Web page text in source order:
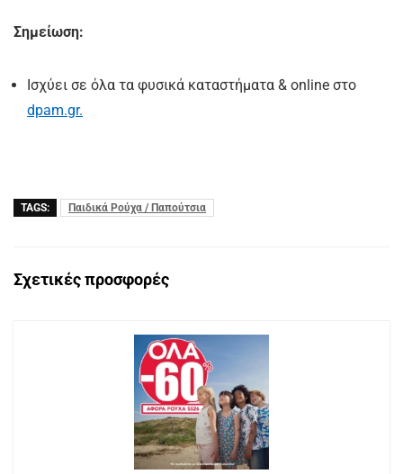
Σημείωση:
Ισχύει σε όλα τα φυσικά καταστήματα & online στο
dpam.gr.
TAGS: Παιδικά Ρούχα / Παπούτσια
Σχετικές προσφορές